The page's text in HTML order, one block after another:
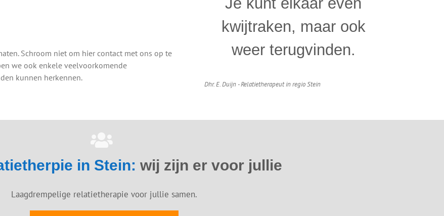
Schroom niet om hier contact met ons op te
we ook enkele veelvoorkomende
kunnen herkennen.
kwijtraken, maar ook
weer terugvinden.
Dhr. E. Duijn - Relatietherapeut in regio Stein
in Stein: wij zijn er voor jullie
Laagdrempelige relatietherapie voor jullie samen.